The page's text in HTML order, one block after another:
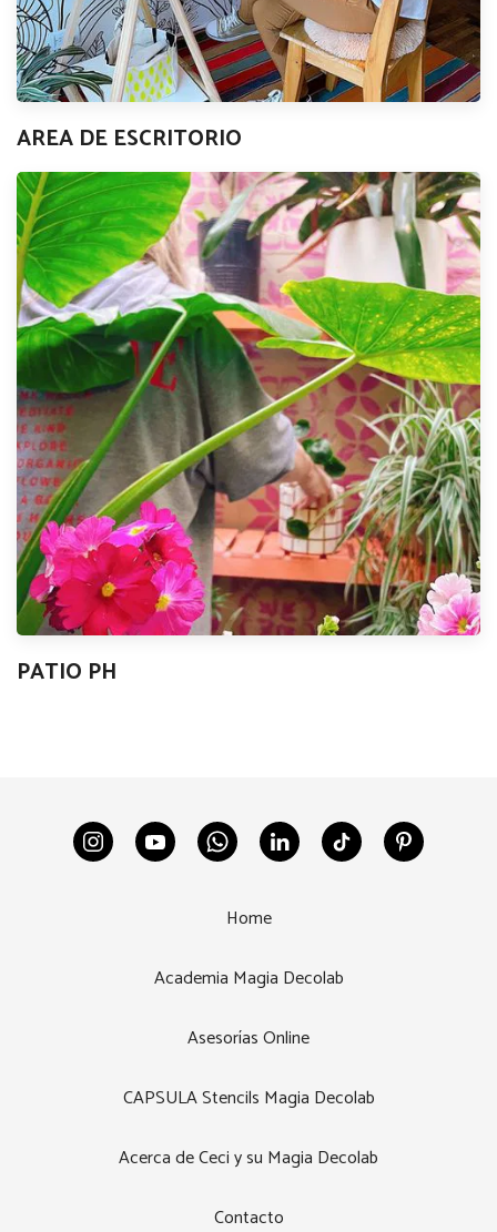
AREA DE ESCRITORIO
PATIO PH
Home
Academia Magia Decolab
Asesorías Online
CAPSULA Stencils Magia Decolab
Acerca de Ceci y su Magia Decolab
Contacto